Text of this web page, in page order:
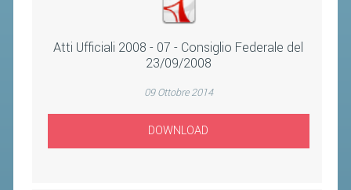
Atti Ufficiali 2008 - 07 - Consiglio Federale del
23/09/2008
09 Ottobre 2014
DOWNLOAD
PARA BADMINTON
L'ATTIVITÀ
TESSERAMENTO
REGOLAMENTI
GARE